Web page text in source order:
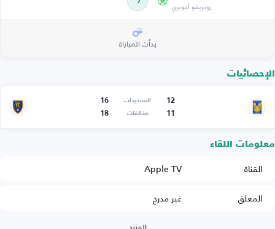
رودريغو أجويري
بدأت المباراة
الإحصائيات
12 التسديدات
16
11
مخالفات 18
معلومات اللقاء
القناة
Apple TV
المعلق
غير مدرج